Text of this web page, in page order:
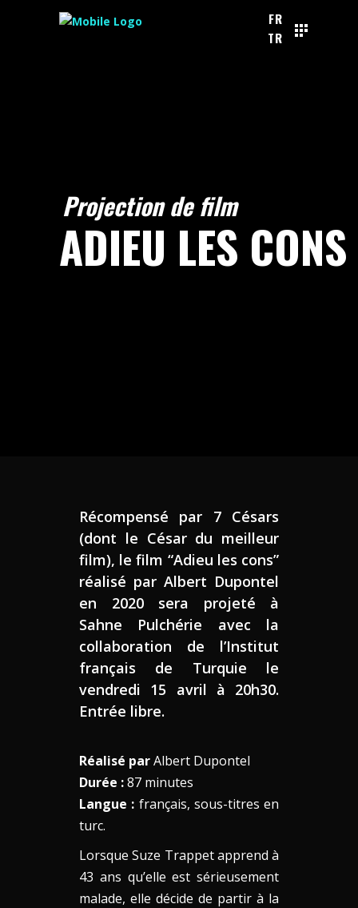
FR
TR
Projection de film
ADIEU LES CONS
Récompensé par 7 Césars
(dont le César du meilleur
film), le film “Adieu les cons”
réalisé par Albert Dupontel
en 2020 sera projeté à
Sahne Pulchérie avec la
collaboration de l’Institut
français de Turquie le
vendredi 15 avril à 20h30.
Entrée libre.
Réalisé parAlbert Dupontel
Durée :87 minutes
Langue : français, sous-titres en
turc.
Lorsque Suze Trappet apprend à
43 ans qu’elle est sérieusement
malade, elle décide de partir à la